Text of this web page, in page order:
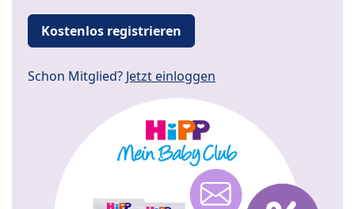
Kostenlos registrieren
Schon Mitglied? Jetzt einloggen